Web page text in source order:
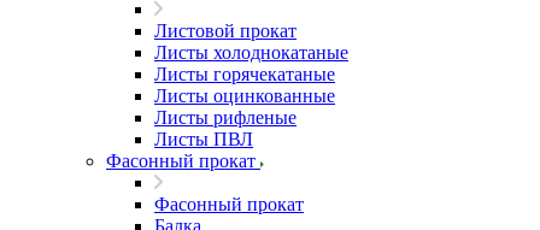
Листовой прокат
Листы холоднокатаные
Листы горячекатаные
Листы оцинкованные
Листы рифленые
Листы ПВЛ
Фасонный прокат
Фасонный прокат